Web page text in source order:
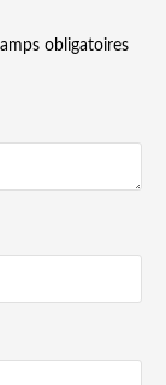
obligatoires